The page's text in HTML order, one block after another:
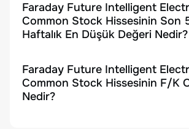
Faraday Future Intelligent
Common Stock Hissesinin Son
Haftalık En Düşük Değeri Nedir?
Faraday Future Intelligent
Common Stock Hissesinin F/K
Nedir?